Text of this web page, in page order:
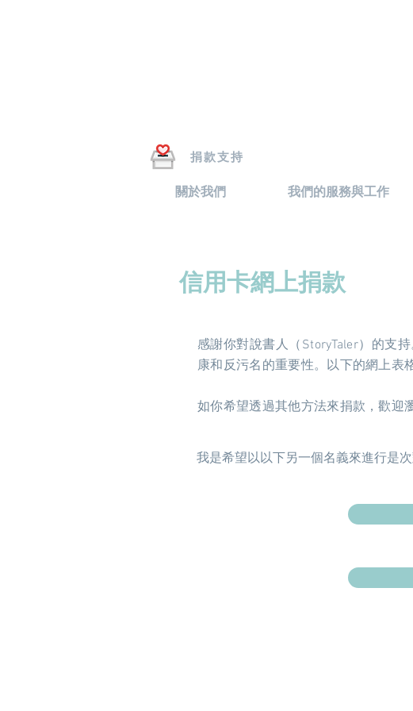
捐款支持
關於我們 我們的服務與工作
信用卡網上捐款
感謝你對說書人（StoryTaler）的支
康和反污名的重要性。以下的網上表
如你希望透過其他方法來捐款，歡迎
我是希望以以下另一個名義來進行是